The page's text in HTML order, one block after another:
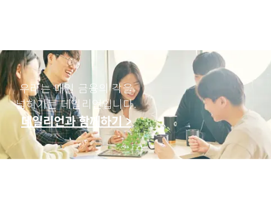
우리는 매일 금융의 각을
넓혀가는 데일리언입니다.
데일리언과 함께하기 >